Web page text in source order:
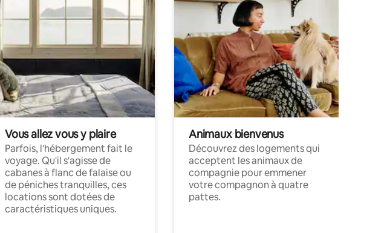
Vous allez vous y plaire
Parfois, l'hébergement fait le
voyage. Qu'il s'agisse de
cabanes à flanc de falaise ou
de péniches tranquilles, ces
locations sont dotées de
caractéristiques uniques.
Animaux bienvenus
Découvrez des logements qui
acceptent les animaux de
compagnie pour emmener
votre compagnon à quatre
pattes.